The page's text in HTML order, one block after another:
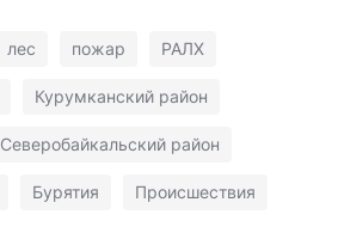
лес пожар РАЛХ
Курумканский район
Северобайкальский район
Бурятия Происшествия